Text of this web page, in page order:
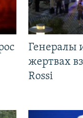
Генералы
жертвах
Rossi